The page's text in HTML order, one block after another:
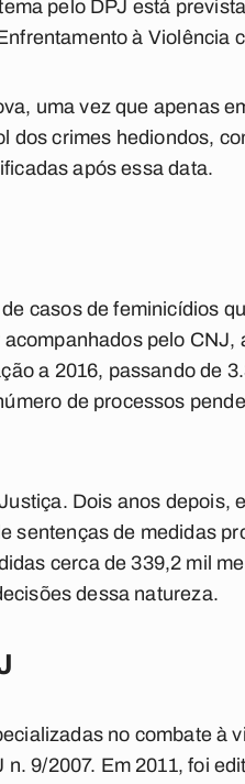
pelo DPJ está
à Violência
uma vez que apenas
dos crimes hediondos,
após essa data.
casos de feminicídios
pelo CNJ,
a 2016, passando de
de processos
Dois anos depois,
sentenças de medidas
cerca de 339,2 mil
dessa natureza.
no combate à
9/2007. Em 2011, foi